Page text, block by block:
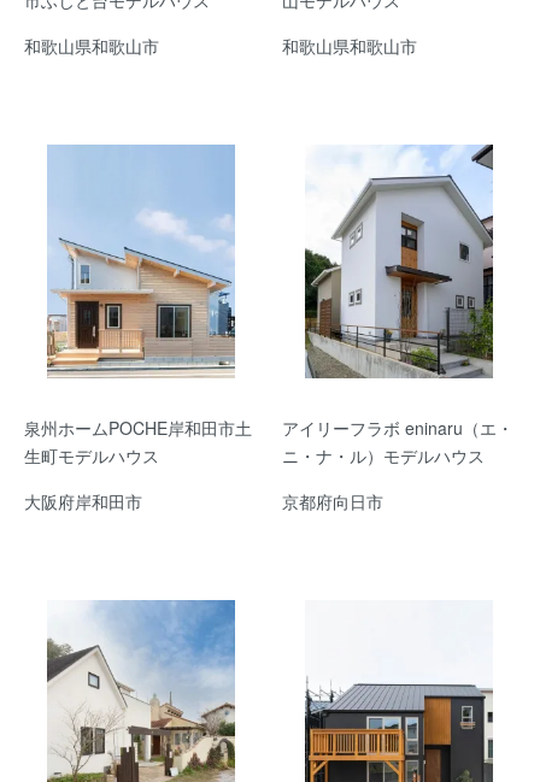
和歌山県和歌山市
和歌山県和歌山市
泉州ホームPOCHE岸和田市土
生町モデルハウス
大阪府岸和田市
アイリーフラボ eninaru（エ・
ニ・ナ・ル）モデルハウス
京都府向日市